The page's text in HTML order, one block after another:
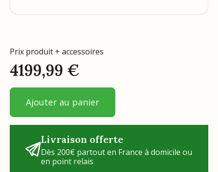
Livraison offerte
Dès 200€ partout en France à domicile ou
en point relais
Prix produit + accessoires
4199,99 €
Ajouter au panier